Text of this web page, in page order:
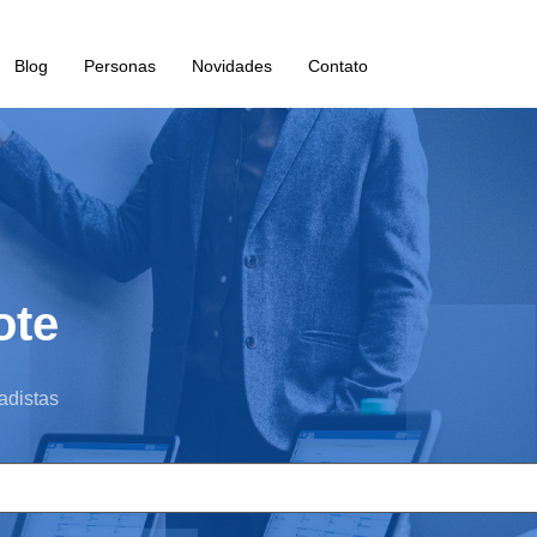
Blog Personas Novidades Contato